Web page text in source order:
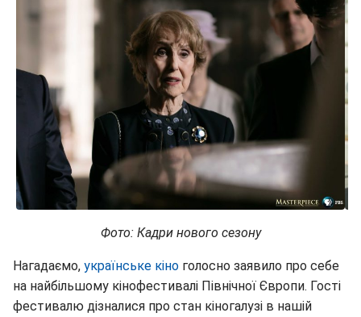
Фото: Кадри нового сезону
Нагадаємо, українське кіно голосно заявило про себе
на найбільшому кінофестивалі Північної Європи. Гості
фестивалю дізналися про стан кіногалузі в нашій